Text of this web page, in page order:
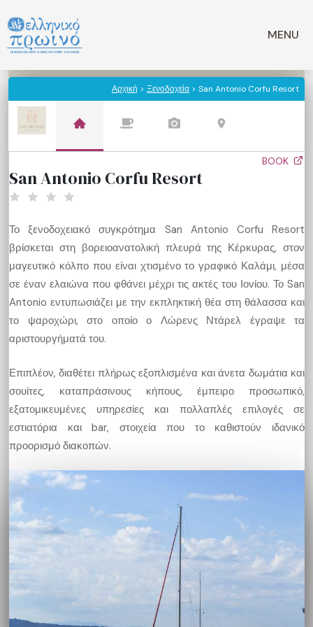
σε
περιεχόμενο
MENU
Αρχική > Ξενοδοχεία > San Antonio Corfu Resort
BOOK
San Antonio Corfu Resort
Το ξενοδοχειακό συγκρότημα San Antonio Corfu Resort
βρίσκεται στη βορειοανατολική πλευρά της Κέρκυρας, στον
μαγευτικό κόλπο που είναι χτισμένο το γραφικό Καλάμι, μέσα
σε έναν ελαιώνα που φθάνει μέχρι τις ακτές του Ιονίου. Το San
Antonio εντυπωσιάζει με την εκπληκτική θέα στη θάλασσα και
το ψαροχώρι, στο οποίο ο Λώρενς Ντάρελ έγραψε τα
αριστουργήματά του.
Επιπλέον, διαθέτει πλήρως εξοπλισμένα και άνετα δωμάτια και
σουίτες, καταπράσινους κήπους, έμπειρο προσωπικό,
εξατομικευμένες υπηρεσίες και πολλαπλές επιλογές σε
εστιατόρια και bar, στοιχεία που το καθιστούν ιδανικό
προορισμό διακοπών.